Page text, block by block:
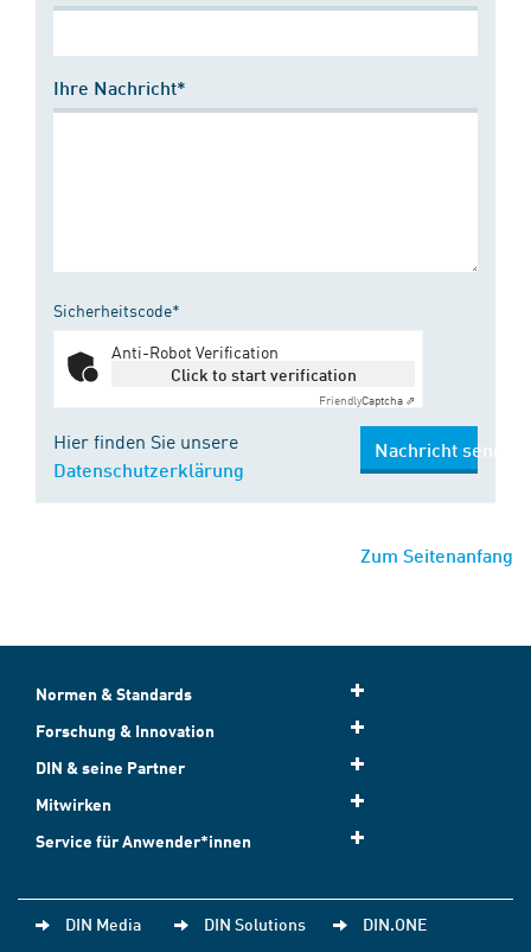
Ihre Nachricht*
Sicherheitscode*
Anti-Robot Verification
Click to start verification
FriendlyCaptcha ⇗
Hier finden Sie unsere
Datenschutzerklärung
Nachricht senden
Zum Seitenanfang
Normen & Standards
Forschung & Innovation
DIN & seine Partner
Mitwirken
Service für Anwender*innen
DIN Media DIN Solutions DIN.ONE